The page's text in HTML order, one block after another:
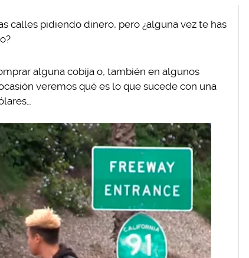
calles pidiendo dinero, pero ¿alguna vez te has
alguna cobija o, también en algunos
veremos qué es lo que sucede con una